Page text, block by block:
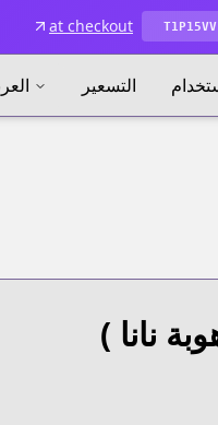
T1P15VV
at checkout
التسعير
نانا )